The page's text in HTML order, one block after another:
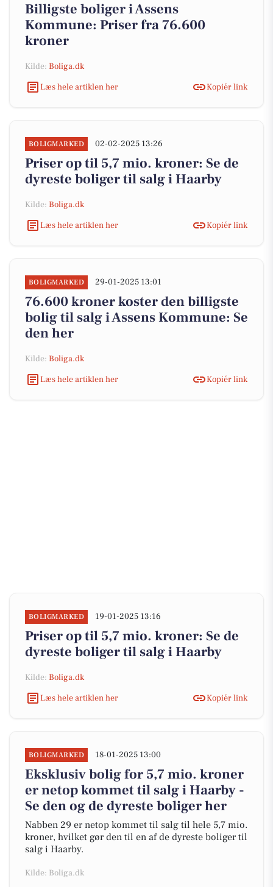
Billigste boliger i Assens
Kommune: Priser fra 76.600
kroner
Kilde: Boliga.dk
Læs hele artiklen her
Kopiér link
BOLIGMARKED 02-02-2025 13:26
Priser op til 5,7 mio. kroner: Se de
dyreste boliger til salg i Haarby
Kilde: Boliga.dk
Læs hele artiklen her
Kopiér link
BOLIGMARKED 29-01-2025 13:01
76.600 kroner koster den billigste
bolig til salg i Assens Kommune: Se
den her
Kilde: Boliga.dk
Læs hele artiklen her
Kopiér link
BOLIGMARKED 19-01-2025 13:16
Priser op til 5,7 mio. kroner: Se de
dyreste boliger til salg i Haarby
Kilde: Boliga.dk
Læs hele artiklen her
Kopiér link
BOLIGMARKED 18-01-2025 13:00
Eksklusiv bolig for 5,7 mio. kroner
er netop kommet til salg i Haarby -
Se den og de dyreste boliger her
Nabben 29 er netop kommet til salg til hele 5,7 mio.
kroner, hvilket gør den til en af de dyreste boliger til
salg i Haarby.
Kilde: Boliga.dk